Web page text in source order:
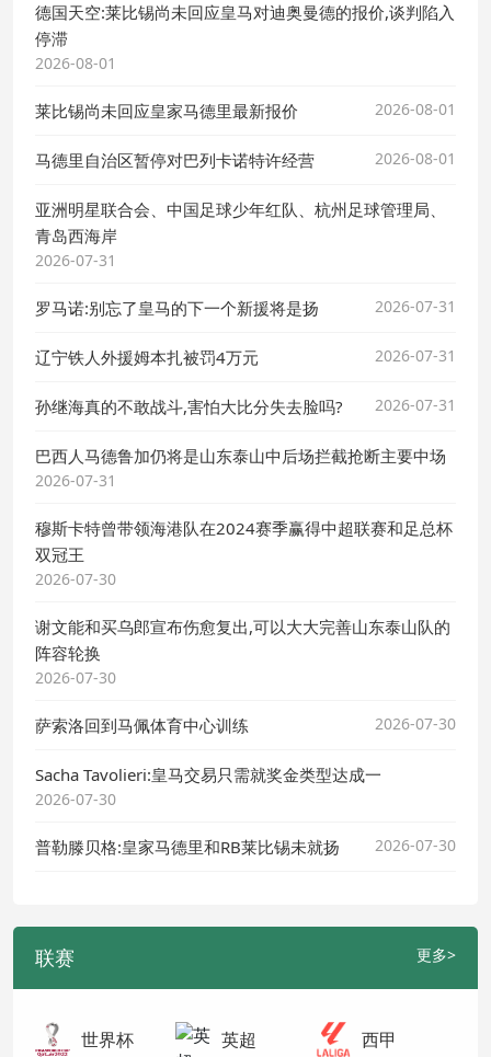
德国天空:莱比锡尚未回应皇马对迪奥曼德的报价,谈判陷入
停滞
2026-08-01
莱比锡尚未回应皇家马德里最新报价 2026-08-01
马德里自治区暂停对巴列卡诺特许经营 2026-08-01
亚洲明星联合会、中国足球少年红队、杭州足球管理局、
青岛西海岸
2026-07-31
罗马诺:别忘了皇马的下一个新援将是扬 2026-07-31
辽宁铁人外援姆本扎被罚4万元 2026-07-31
孙继海真的不敢战斗,害怕大比分失去脸吗? 2026-07-31
巴西人马德鲁加仍将是山东泰山中后场拦截抢断主要中场
2026-07-31
穆斯卡特曾带领海港队在2024赛季赢得中超联赛和足总杯
双冠王
2026-07-30
谢文能和买乌郎宣布伤愈复出,可以大大完善山东泰山队的
阵容轮换
2026-07-30
萨索洛回到马佩体育中心训练 2026-07-30
Sacha Tavolieri:皇马交易只需就奖金类型达成一
2026-07-30
普勒滕贝格:皇家马德里和RB莱比锡未就扬 2026-07-30
联赛 更多>
世界杯 英超 西甲